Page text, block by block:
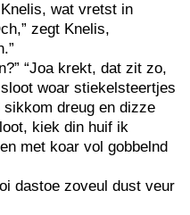
wat vretst in
zegt Knelis,
“Joa krekt, dat zit zo,
woar stiekelsteertjes
dreug en dizze
kiek din huif ik
met koar vol gobbelnd
dastoe zoveul dust veur